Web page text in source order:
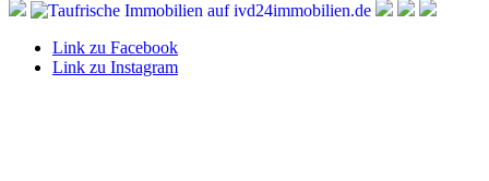
Link zu Facebook
Link zu Instagram